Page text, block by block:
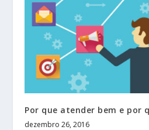
Por que atender bem e por
dezembro 26, 2016